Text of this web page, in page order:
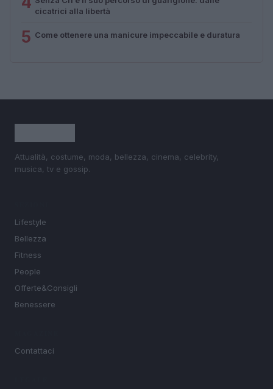
cicatrici alla libertà
5 Come ottenere una manicure impeccabile e duratura
Attualità, costume, moda, bellezza, cinema, celebrity,
musica, tv e gossip.
Lifestyle
Bellezza
Fitness
People
Offerte&Consigli
Benessere
Contattaci